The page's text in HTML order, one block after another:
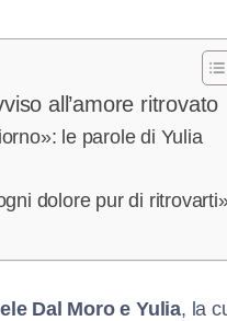
all’amore ritrovato
le parole di Yulia
dolore pur di
Dal Moro e Yulia, la